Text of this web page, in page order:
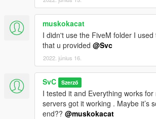
muskokacat
I didn't use the FiveM folder I
that u provided @Svc
2022. június 16.
SvC Szerző
I tested it and Everything works
servers got it working . Maybe it’s
end?? @muskokacat